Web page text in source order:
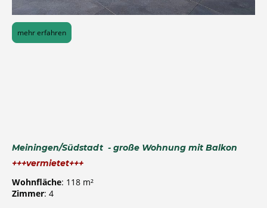
mehr erfahren
Meiningen/Südstadt - große Wohnung mit Balkon
+++vermietet+++
Wohnfläche: 118 m²
Zimmer: 4